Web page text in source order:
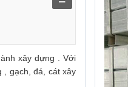
xây dựng . Với
, gạch, đá, cát xây